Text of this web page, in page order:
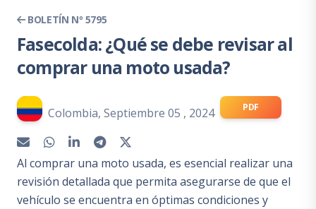
BOLETÍN Nº 5795
Fasecolda: ¿Qué se debe revisar al
comprar una moto usada?
Colombia, Septiembre 05 , 2024 PDF
Al comprar una moto usada, es esencial realizar una
revisión detallada que permita asegurarse de que el
vehículo se encuentra en óptimas condiciones y